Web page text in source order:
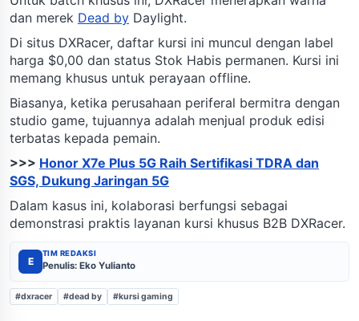
dan merek Dead by Daylight.
Di situs DXRacer, daftar kursi ini muncul dengan label
harga $0,00 dan status Stok Habis permanen. Kursi ini
memang khusus untuk perayaan offline.
Biasanya, ketika perusahaan periferal bermitra dengan
studio game, tujuannya adalah menjual produk edisi
terbatas kepada pemain.
>>> Honor X7e Plus 5G Raih Sertifikasi TDRA dan
SGS, Dukung Jaringan 5G
Dalam kasus ini, kolaborasi berfungsi sebagai
demonstrasi praktis layanan kursi khusus B2B DXRacer.
E
TIM REDAKSI
Penulis: Eko Yulianto
#dxracer #dead by #kursi gaming